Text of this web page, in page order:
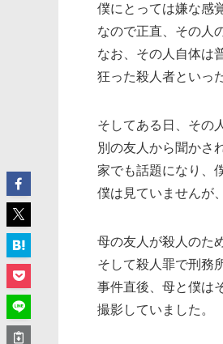
僕にとっては嫌な感
なので正直、その人
なお、その人自体は
狂った殺人者といっ
そしてある日、その
別の友人から聞かさ
家でも話題になり、
僕は見ていませんが
母の友人が殺人のた
そして殺人罪で刑務
事件直後、母と僕は
撮影していました。